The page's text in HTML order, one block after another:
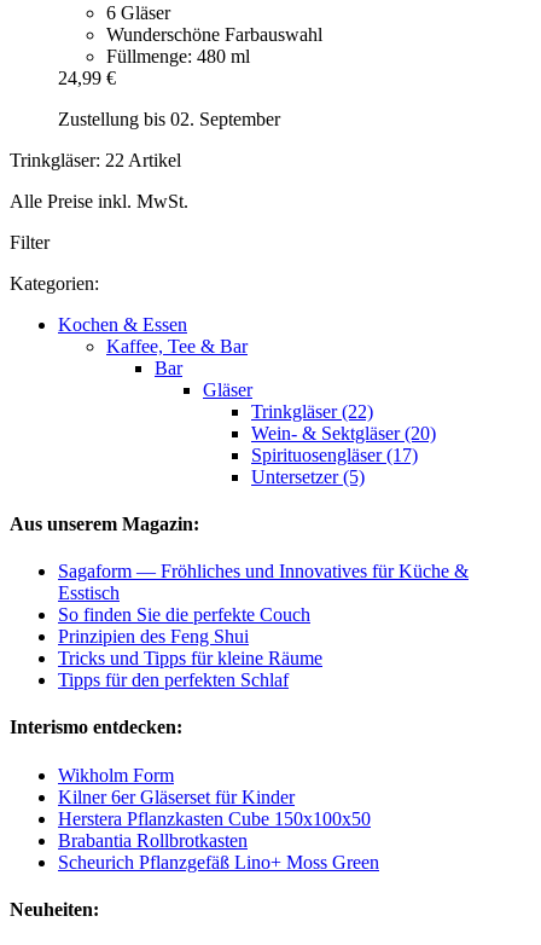
6 Gläser
Wunderschöne Farbauswahl
Füllmenge: 480 ml
24,99 €
Zustellung bis 02. September
Trinkgläser: 22 Artikel
Alle Preise inkl. MwSt.
Filter
Kategorien:
Kochen & Essen
Kaffee, Tee & Bar
Bar
Gläser
Trinkgläser (22)
Wein- & Sektgläser (20)
Spirituosengläser (17)
Untersetzer (5)
Aus unserem Magazin:
Sagaform — Fröhliches und Innovatives für Küche &
Esstisch
So finden Sie die perfekte Couch
Prinzipien des Feng Shui
Tricks und Tipps für kleine Räume
Tipps für den perfekten Schlaf
Interismo entdecken:
Wikholm Form
Kilner 6er Gläserset für Kinder
Herstera Pflanzkasten Cube 150x100x50
Brabantia Rollbrotkasten
Scheurich Pflanzgefäß Lino+ Moss Green
Neuheiten: